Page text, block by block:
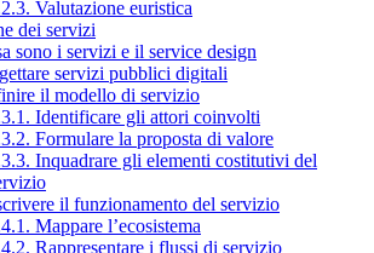
Valutazione euristica
dei servizi
sono i servizi e il service design
servizi pubblici digitali
il modello di servizio
Identificare gli attori coinvolti
Formulare la proposta di valore
Inquadrare gli elementi costitutivi del
il funzionamento del servizio
Mappare l’ecosistema
Rappresentare i flussi di servizio